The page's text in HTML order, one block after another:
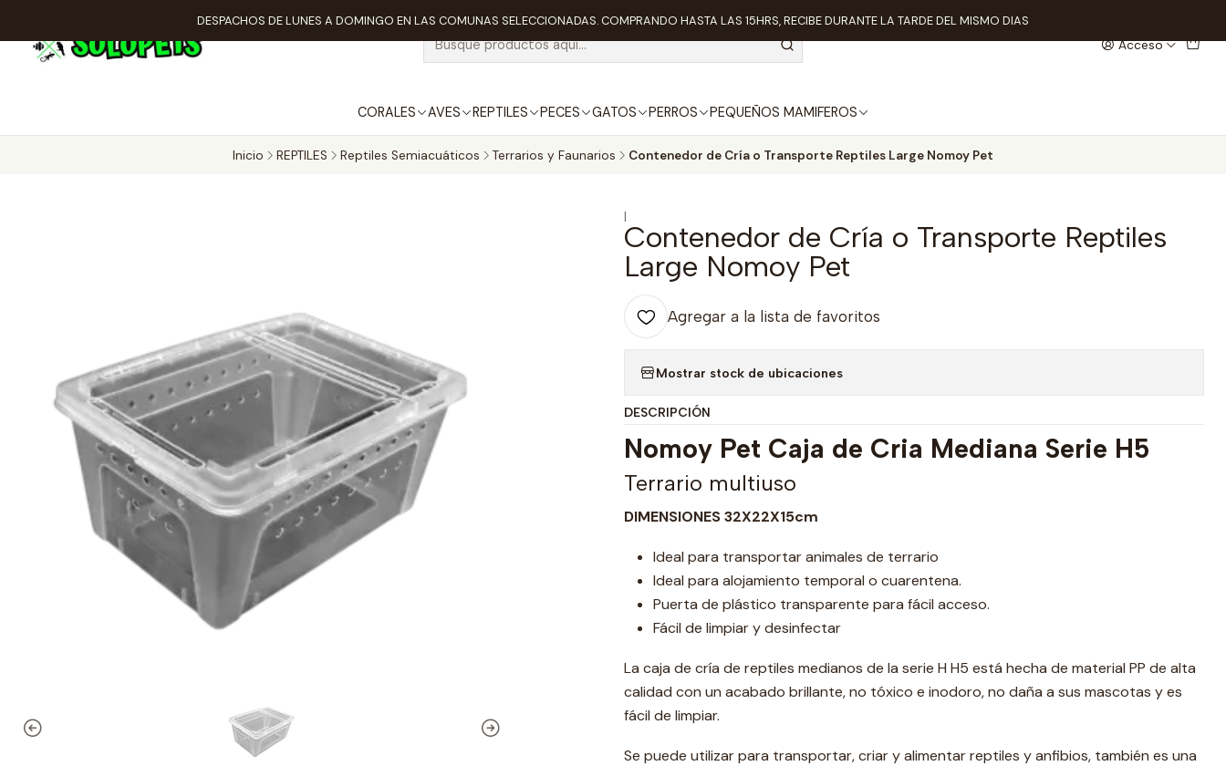
Acceso
CORALES AVES REPTILES PECES GATOS PERROS PEQUEÑOS MAMIFEROS
DESPACHOS DE LUNES A DOMINGO EN LAS COMUNAS SELECCIONADAS. COMPRANDO HASTA LAS 15HRS, RECIBE DURANTE LA TARDE DEL MISMO DIAS
Inicio REPTILES Reptiles Semiacuáticos Terrarios y Faunarios Contenedor de Cría o Transporte Reptiles Large Nomoy Pet
|
Contenedor de Cría o Transporte Reptiles
Large Nomoy Pet
Agregar a la lista de favoritos
Mostrar stock de ubicaciones
DESCRIPCIÓN
Nomoy Pet Caja de Cria Mediana Serie H5
Terrario multiuso
DIMENSIONES 32X22X15cm
Ideal para transportar animales de terrario
Ideal para alojamiento temporal o cuarentena.
Puerta de plástico transparente para fácil acceso.
Fácil de limpiar y desinfectar
La caja de cría de reptiles medianos de la serie H H5 está hecha de material PP de alta
calidad con un acabado brillante, no tóxico e inodoro, no daña a sus mascotas y es
fácil de limpiar.
Se puede utilizar para transportar, criar y alimentar reptiles y anfibios, también es una